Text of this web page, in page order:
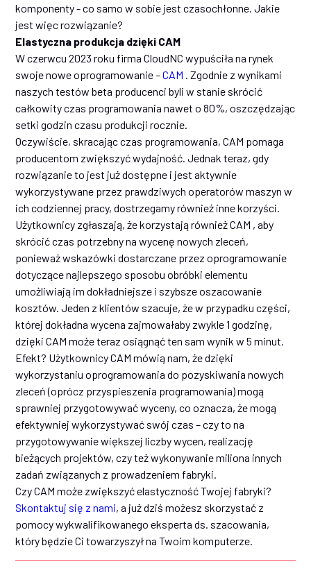
komponenty - co samo w sobie jest czasochłonne. Jakie
jest więc rozwiązanie?
Elastyczna produkcja dzięki CAM
W czerwcu 2023 roku firma CloudNC wypuściła na rynek
swoje nowe oprogramowanie –CAM . Zgodnie z wynikami
naszych testów beta producenci byli w stanie skrócić
całkowity czas programowania nawet o 80%, oszczędzając
setki godzin czasu produkcji rocznie.
Oczywiście, skracając czas programowania, CAM pomaga
producentom zwiększyć wydajność. Jednak teraz, gdy
rozwiązanie to jest już dostępne i jest aktywnie
wykorzystywane przez prawdziwych operatorów maszyn w
ich codziennej pracy, dostrzegamy również inne korzyści.
Użytkownicy zgłaszają, że korzystają również CAM , aby
skrócić czas potrzebny na wycenę nowych zleceń,
ponieważ wskazówki dostarczane przez oprogramowanie
dotyczące najlepszego sposobu obróbki elementu
umożliwiają im dokładniejsze i szybsze oszacowanie
kosztów. Jeden z klientów szacuje, że w przypadku części,
której dokładna wycena zajmowałaby zwykle 1 godzinę,
dzięki CAM może teraz osiągnąć ten sam wynik w 5 minut.
Efekt? Użytkownicy CAM mówią nam, że dzięki
wykorzystaniu oprogramowania do pozyskiwania nowych
zleceń (oprócz przyspieszenia programowania) mogą
sprawniej przygotowywać wyceny, co oznacza, że mogą
efektywniej wykorzystywać swój czas – czy to na
przygotowywanie większej liczby wycen, realizację
bieżących projektów, czy też wykonywanie miliona innych
zadań związanych z prowadzeniem fabryki.
Czy CAM może zwiększyć elastyczność Twojej fabryki?
Skontaktuj się z nami, a już dziś możesz skorzystać z
pomocy wykwalifikowanego eksperta ds. szacowania,
który będzie Ci towarzyszył na Twoim komputerze.